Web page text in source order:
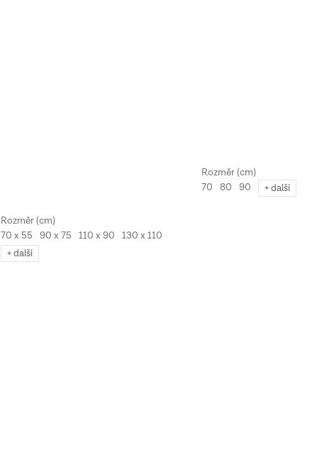
70 x 55 90 x 75 110 x 90 130 x 110
+ další
70 80 90 + další